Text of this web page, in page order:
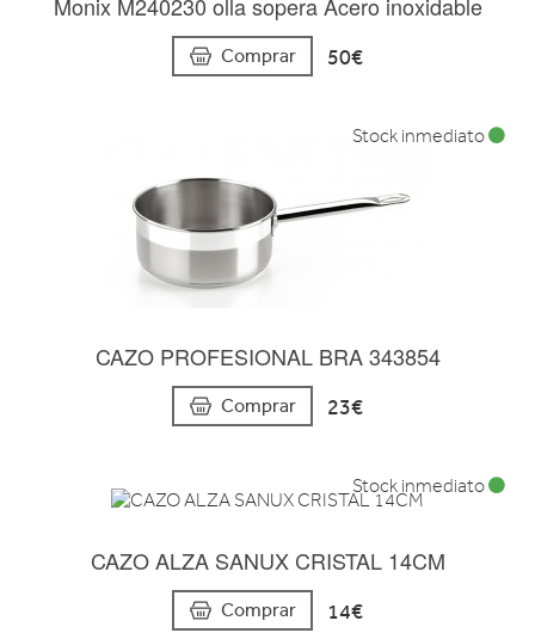
Comprar 50€
CAZO PROFESIONAL BRA 343854
Comprar 23€
Stock inmediato
CAZO ALZA SANUX CRISTAL 14CM
Comprar 14€
Stock inmediato